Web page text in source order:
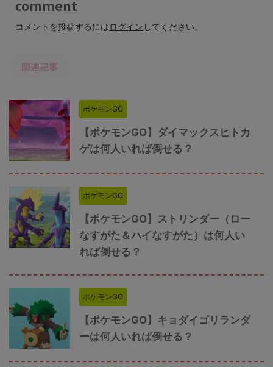
comment
コメントを投稿するにはログイン してください。
関連記事
ポケモンGO
【ポケモンGO】ダイマックスヒトカ
ゲは何人いれば倒せる？
ポケモンGO
【ポケモンGO】ストリンダー（ロー
なすがた＆ハイなすがた）は何人い
れば倒せる？
ポケモンGO
【ポケモンGO】キョダイゴリランダ
ーは何人いれば倒せる？